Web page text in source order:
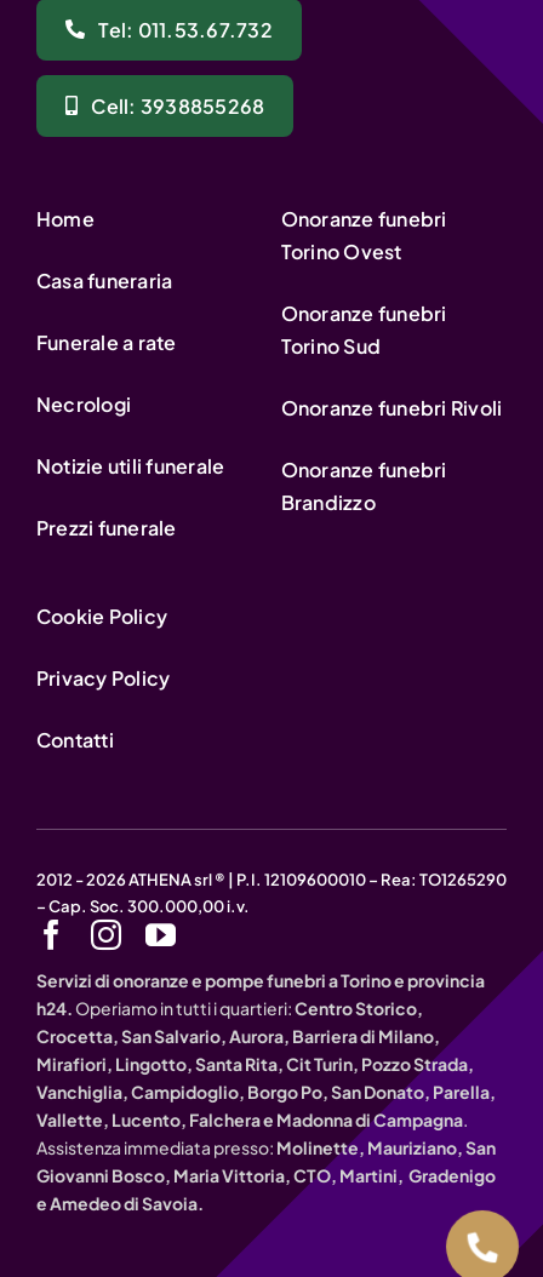
Tel: 011.53.67.732
Cell: 3938855268
Home
Casa funeraria
Funerale a rate
Necrologi
Notizie utili funerale
Prezzi funerale
Onoranze funebri
Torino Ovest
Onoranze funebri
Torino Sud
Onoranze funebri Rivoli
Onoranze funebri
Brandizzo
Cookie Policy
Privacy Policy
Contatti
2012 - 2026 ATHENA srl ® | P.I. 12109600010 – Rea: TO1265290
– Cap. Soc. 300.000,00 i.v.
Servizi di onoranze e pompe funebri a Torino e provincia
h24. Operiamo in tutti i quartieri:Centro Storico,
Crocetta, San Salvario, Aurora, Barriera di Milano,
Mirafiori, Lingotto, Santa Rita, Cit Turin, Pozzo Strada,
Vanchiglia, Campidoglio, Borgo Po, San Donato, Parella,
Vallette, Lucento, Falchera e Madonna di Campagna.
Assistenza immediata presso: Molinette, Mauriziano, San
Giovanni Bosco, Maria Vittoria, CTO, Martini, Gradenigo
e Amedeo di Savoia.